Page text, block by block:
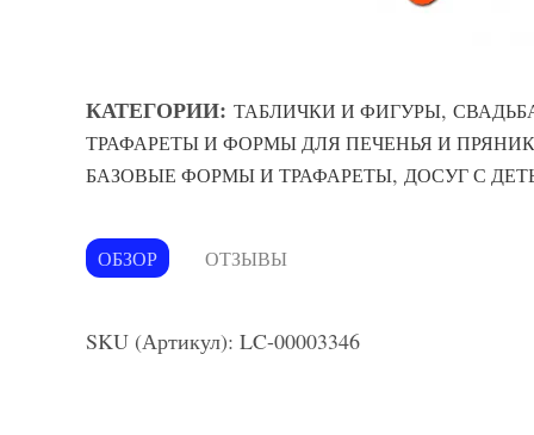
КАТЕГОРИИ: ТАБЛИЧКИ И ФИГУРЫ,
ТРАФАРЕТЫ И ФОРМЫ ДЛЯ ПЕЧЕНЬЯ И
БАЗОВЫЕ ФОРМЫ И ТРАФАРЕТЫ, ДОСУГ С
ОБЗОР ОТЗЫВЫ
SKU (Артикул): LC-00003346